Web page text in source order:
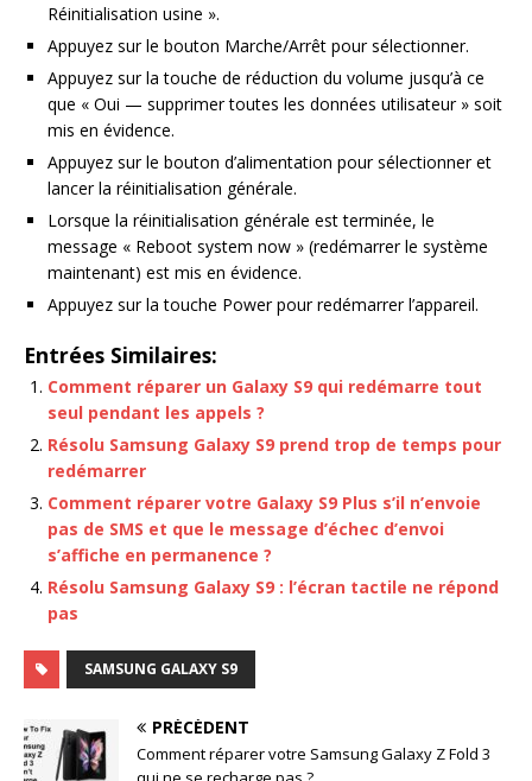
Réinitialisation usine ».
Appuyez sur le bouton Marche/Arrêt pour sélectionner.
Appuyez sur la touche de réduction du volume jusqu’à ce
que « Oui — supprimer toutes les données utilisateur » soit
mis en évidence.
Appuyez sur le bouton d’alimentation pour sélectionner et
lancer la réinitialisation générale.
Lorsque la réinitialisation générale est terminée, le
message « Reboot system now » (redémarrer le système
maintenant) est mis en évidence.
Appuyez sur la touche Power pour redémarrer l’appareil.
Entrées Similaires:
Comment réparer un Galaxy S9 qui redémarre tout
seul pendant les appels ?
Résolu Samsung Galaxy S9 prend trop de temps pour
redémarrer
Comment réparer votre Galaxy S9 Plus s’il n’envoie
pas de SMS et que le message d’échec d’envoi
s’affiche en permanence ?
Résolu Samsung Galaxy S9 : l’écran tactile ne répond
pas
SAMSUNG GALAXY S9
PRÉCÉDENT
Comment réparer votre Samsung Galaxy Z Fold 3